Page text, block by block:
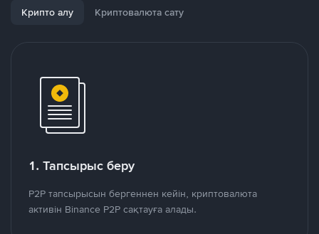
Крипто алу Криптовалюта сату
1. Тапсырыс беру
P2P тапсырысын бергеннен кейін, криптовалюта
активін Binance P2P сақтауға алады.